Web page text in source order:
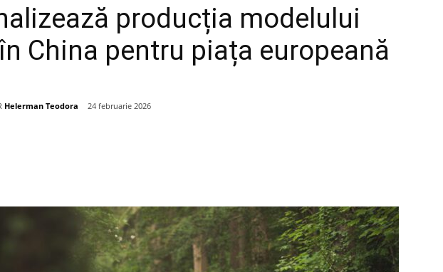
producția modelului
China pentru piața europeană
Helerman Teodora 24 februarie 2026